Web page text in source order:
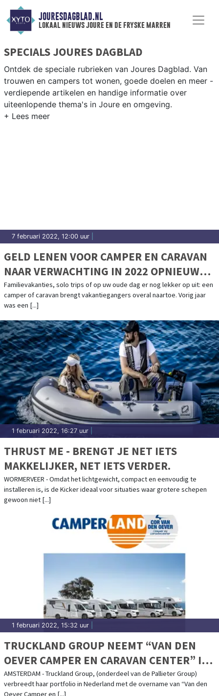
JOURESDAGBLAD.NL
lokaal nieuws joure en de fryske marren
SPECIALS JOURES DAGBLAD
Ontdek de speciale rubrieken van Joures Dagblad. Van
trouwen en campers tot wonen, goede doelen en meer -
verdiepende artikelen en handige informatie over
uiteenlopende thema's in Joure en omgeving.
7 februari 2022, 12:00 uur
GELD LENEN VOOR CAMPER EN CARAVAN
NAAR VERWACHTING IN 2022 OPNIEUW
POPULAIR
Familievakanties, solo trips of op uw oude dag er nog lekker op uit: een
camper of caravan brengt vakantiegangers overal naartoe. Vorig jaar
was een [...]
1 februari 2022, 16:27 uur
THRUST ME - BRENGT JE NET IETS
MAKKELIJKER, NET IETS VERDER.
WORMERVEER - Omdat het lichtgewicht, compact en eenvoudig te
installeren is, is de Kicker ideaal voor situaties waar grotere schepen
gewoon niet [...]
1 februari 2022, 15:32 uur
TRUCKLAND GROUP NEEMT “VAN DEN
OEVER CAMPER EN CARAVAN CENTER” IN
HERPEN OVER.
AMSTERDAM - Truckland Group, (onderdeel van de Pallieter Group)
verbreedt haar portfolio in Nederland met de overname van “Van den
Oever Camper en [...]